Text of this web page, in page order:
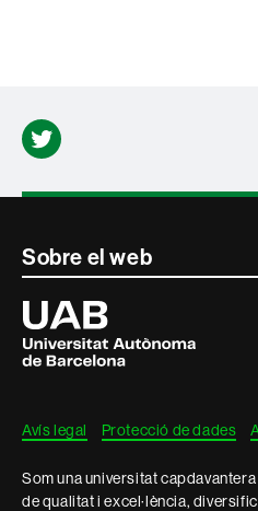
Twitter
Contacte
informació
legal
Sobre el web
Universitat
Autònoma
de
Barcelona
Avís legal Protecció de dades
Som una universitat
de qualitat i excel·lència,